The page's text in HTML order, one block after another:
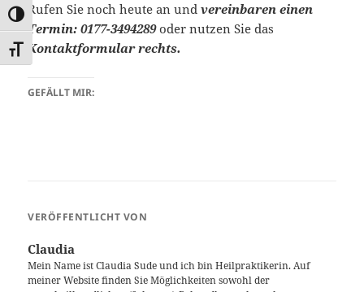
UMSCHALTEN AUF HOHE KONTRASTE
SCHRIFT VERGRÖSSERN
Rufen Sie noch heute an undvereinbaren einen
Termin: 0177-3494289oder nutzen Sie das
Kontaktformular rechts.
GEFÄLLT MIR:
VERÖFFENTLICHT VON
Claudia
Mein Name ist Claudia Sude und ich bin Heilpraktikerin. Auf
meiner Website finden Sie Möglichkeiten sowohl der